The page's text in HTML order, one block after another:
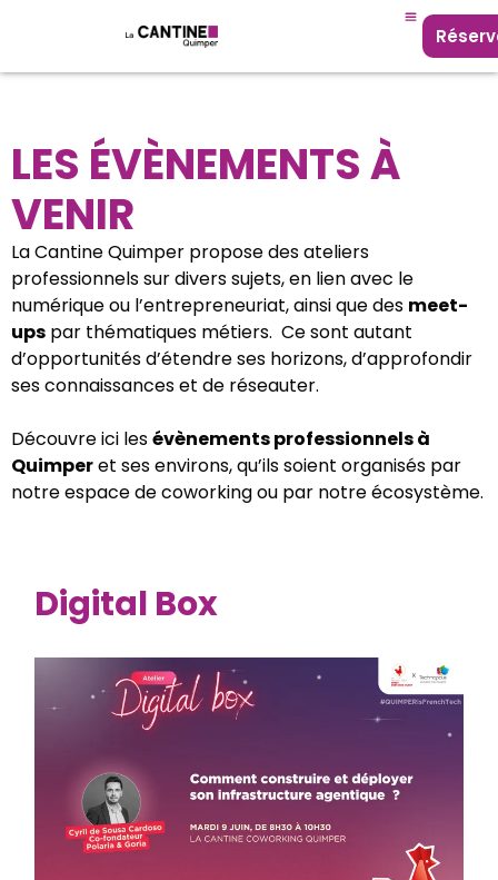
LES ÉVÈNEMENTS À
VENIR
La Cantine Quimper propose des ateliers
professionnels sur divers sujets, en lien avec le
numérique ou l’entrepreneuriat, ainsi que des meet-
ups par thématiques métiers. Ce sont autant
d’opportunités d’étendre ses horizons, d’approfondir
ses connaissances et de réseauter.
Découvre ici lesévènements professionnels à
Quimperet ses environs, qu’ils soient organisés par
notre espace de coworking ou par notre écosystème.
Digital Box